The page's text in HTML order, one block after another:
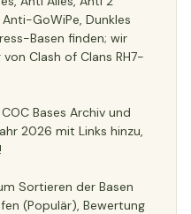
GoWiPe, Dunkles
Basen finden; wir
Clash of Clans RH7-
Bases Archiv und
2026 mit Links hinzu,
Sortieren der Basen
(Populär), Bewertung